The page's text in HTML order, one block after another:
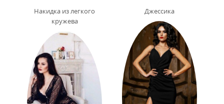
Накидка из легкого
кружева
Джессика